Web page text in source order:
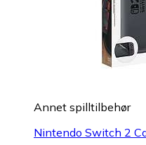
Annet spilltilbehør
Nintendo Switch 2